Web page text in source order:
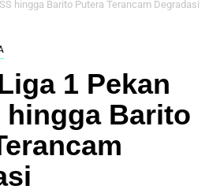
hingga Barito Putera Terancam Degradasi
1 Pekan
hingga Barito